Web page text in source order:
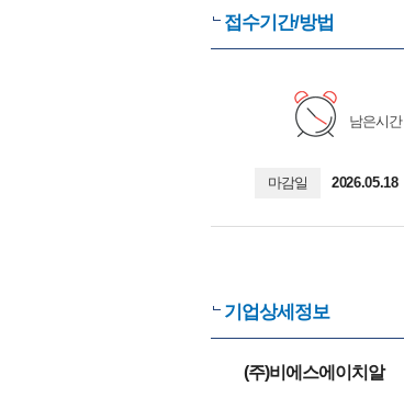
접수기간/방법
남은시간
마감일 2026.05.18
기업상세정보
(주)비에스에이치알